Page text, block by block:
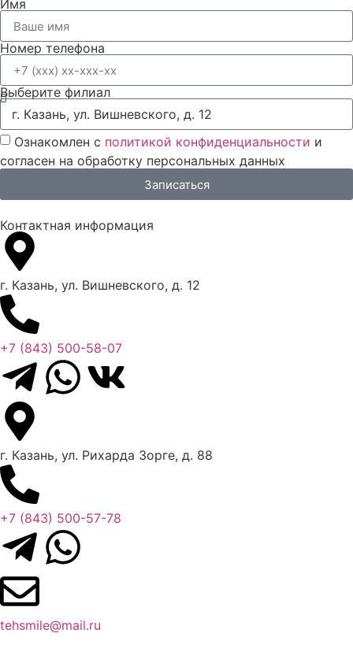
Имя
Номер телефона
Выберите филиал
Ознакомлен с политикой конфиденциальности и
согласен на обработку персональных данных
Записаться
Контактная информация
г. Казань, ул. Вишневского, д. 12
+7 (843) 500-58-07
г. Казань, ул. Рихарда Зорге, д. 88
+7 (843) 500-57-78
tehsmile@mail.ru